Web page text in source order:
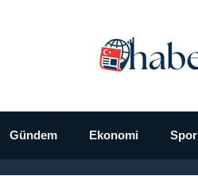
Gündem Ekonomi Spor